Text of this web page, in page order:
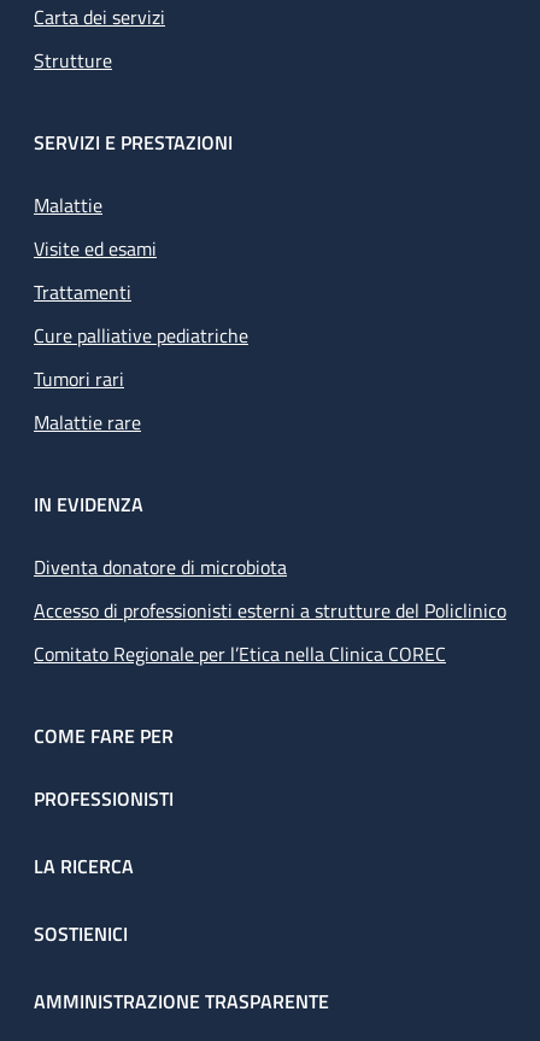
Carta dei servizi
Strutture
SERVIZI E PRESTAZIONI
Malattie
Visite ed esami
Trattamenti
Cure palliative pediatriche
Tumori rari
Malattie rare
IN EVIDENZA
Diventa donatore di microbiota
Accesso di professionisti esterni a strutture del Policlinico
Comitato Regionale per l’Etica nella Clinica COREC
COME FARE PER
PROFESSIONISTI
LA RICERCA
SOSTIENICI
AMMINISTRAZIONE TRASPARENTE